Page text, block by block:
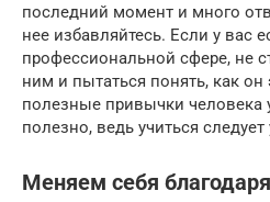
последний момент и много
нее избавляйтесь. Если у вас
профессиональной сфере, не
ним и пытаться понять, как он
полезные привычки человека
полезно, ведь учиться
Меняем себя